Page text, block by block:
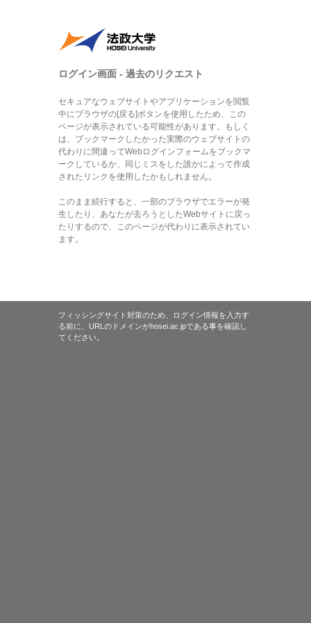
ログイン画面 - 過去のリクエスト
セキュアなウェブサイトやアプリケーションを閲覧
中にブラウザの[戻る]ボタンを使用したため、この
ページが表示されている可能性があります。もしく
は、ブックマークしたかった実際のウェブサイトの
代わりに間違ってWebログインフォームをブックマ
ークしているか、同じミスをした誰かによって作成
されたリンクを使用したかもしれません。
このまま続行すると、一部のブラウザでエラーが発
生したり、あなたが去ろうとしたWebサイトに戻っ
たりするので、このページが代わりに表示されてい
ます。
フィッシングサイト対策のため、ログイン情報を入力す
る前に、URLのドメインがhosei.ac.jpである事を確認し
てください。